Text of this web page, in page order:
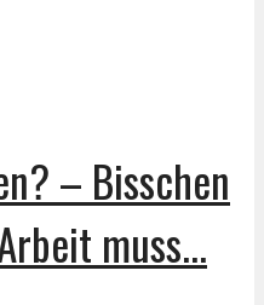
– Bisschen
muss...